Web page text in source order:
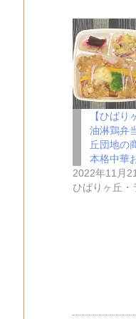
【ひばり
油淋鶏弁
丘団地の
本格中華
2022年11月
ひばりヶ丘・